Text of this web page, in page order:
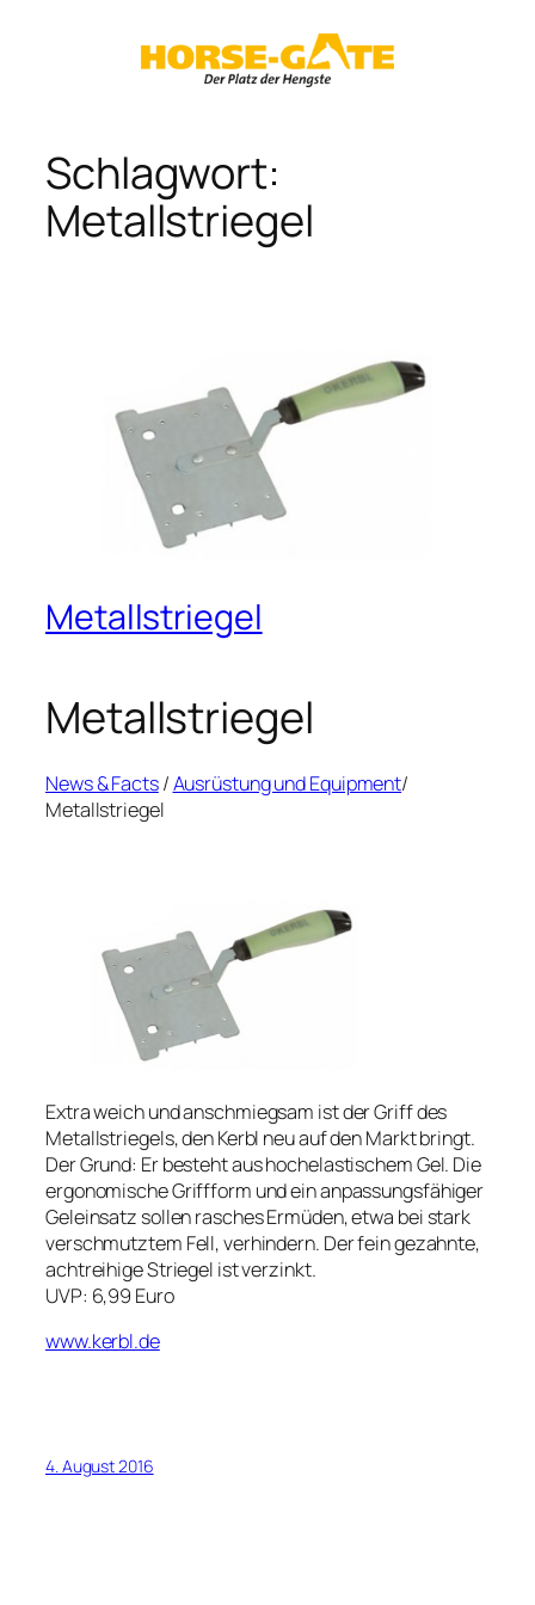
Schlagwort:
Metallstriegel
Metallstriegel
Metallstriegel
News & Facts/Ausrüstung und Equipment/
Metallstriegel
Extra weich und anschmiegsam ist der Griff des
Metallstriegels, den Kerbl neu auf den Markt bringt.
Der Grund: Er besteht aus hochelastischem Gel. Die
ergonomische Griffform und ein anpassungsfähiger
Geleinsatz sollen rasches Ermüden, etwa bei stark
verschmutztem Fell, verhindern. Der fein gezahnte,
achtreihige Striegel ist verzinkt.
UVP: 6,99 Euro
www.kerbl.de
4. August 2016